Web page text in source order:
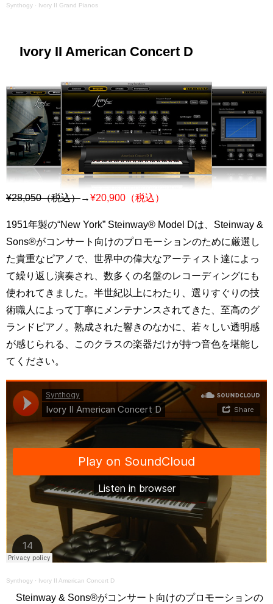
Synthogy · Ivory II Grand Pianos
Ivory II American Concert D
¥28,050（税込）→¥20,900（税込）
1951年製の“New York” Steinway® Model Dは、Steinway &
Sons®がコンサート向けのプロモーションのために厳選し
た貴重なピアノで、世界中の偉大なアーティスト達によっ
て繰り返し演奏され、数多くの名盤のレコーディングにも
使われてきました。半世紀以上にわたり、選りすぐりの技
術職人によって丁寧にメンテナンスされてきた、至高のグ
ランドピアノ。熟成された響きのなかに、若々しい透明感
が感じられる、このクラスの楽器だけが持つ音色を堪能し
てください。
Synthogy · Ivory II American Concert D
Steinway & Sons®がコンサート向けのプロモーションの